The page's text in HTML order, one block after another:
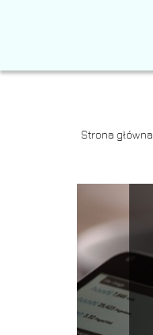
Strona główna